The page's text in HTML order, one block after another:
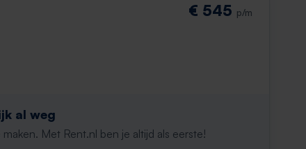
€ 545 p/m
al weg
Met Rent.nl ben je altijd als eerste!